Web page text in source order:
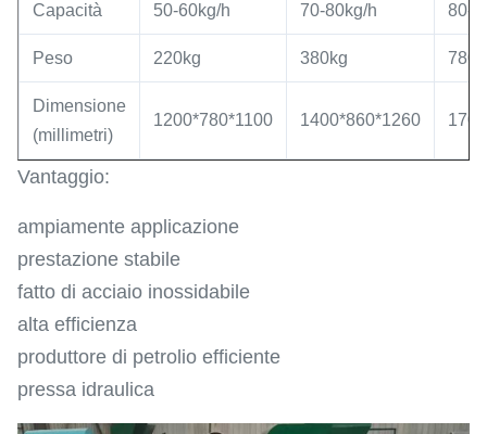
Capacità 50-60kg/h 70-80kg/h 80-
Peso 220kg 380kg
Dimensione
(millimetri)
1200*780*1100 1400*860*1260
Vantaggio:
ampiamente applicazione
prestazione stabile
fatto di acciaio inossidabile
alta efficienza
produttore di petrolio efficiente
pressa idraulica